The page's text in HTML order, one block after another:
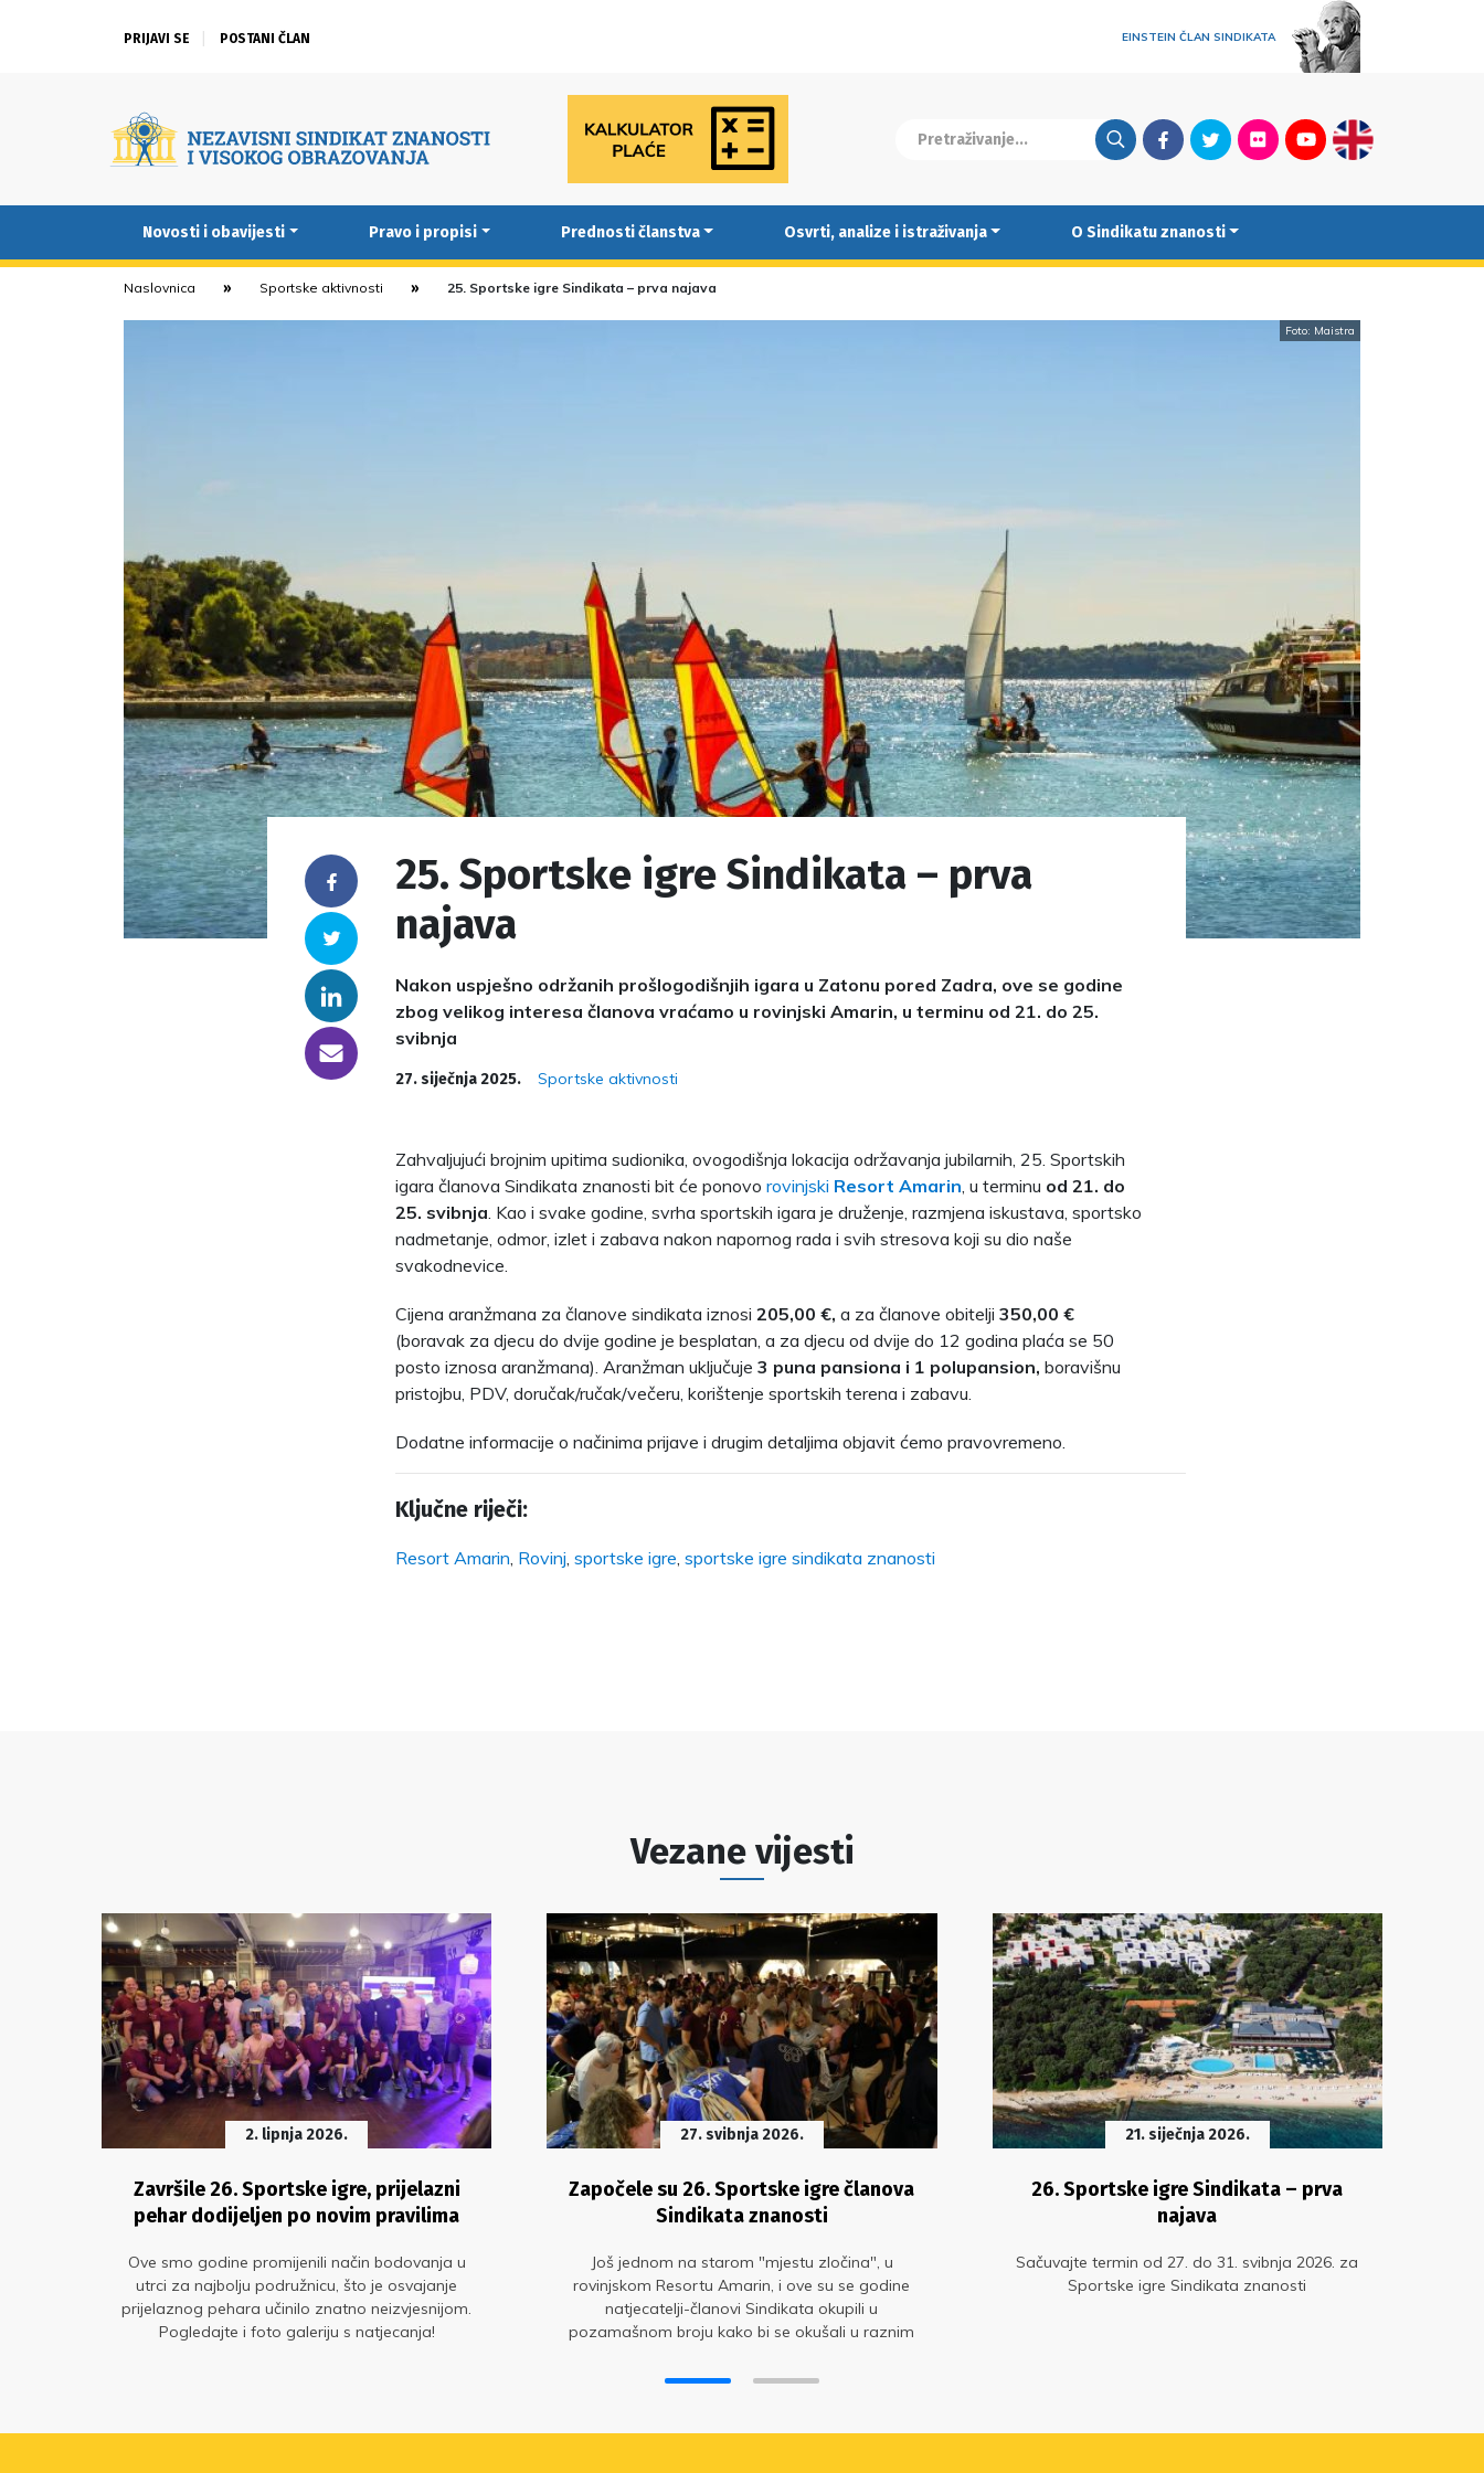
PRIJAVI SE POSTANI ČLAN EINSTEIN ČLAN SINDIKATA
FacebookTwitterFlickrYoutubeEnglish
Novosti i obavijesti Pravo i propisi Prednosti članstva Osvrti, analize i istraživanja O Sindikatu znanosti
Naslovnica Sportske aktivnosti 25. Sportske igre Sindikata – prva najava
Foto: Maistra
Facebook
Twitter
Linkedin
someone@yoursite.com
25. Sportske igre Sindikata – prva
najava
Nakon uspješno održanih prošlogodišnjih igara u Zatonu pored Zadra, ove se godine
zbog velikog interesa članova vraćamo u rovinjski Amarin, u terminu od 21. do 25.
svibnja
27. siječnja 2025. Sportske aktivnosti
Zahvaljujući brojnim upitima sudionika, ovogodišnja lokacija održavanja jubilarnih, 25. Sportskih
igara članova Sindikata znanosti bit će ponovo rovinjski Resort Amarin, u terminu od 21. do
25. svibnja. Kao i svake godine, svrha sportskih igara je druženje, razmjena iskustava, sportsko
nadmetanje, odmor, izlet i zabava nakon napornog rada i svih stresova koji su dio naše
svakodnevice.
Cijena aranžmana za članove sindikata iznosi 205,00 €, a za članove obitelji 350,00 €
(boravak za djecu do dvije godine je besplatan, a za djecu od dvije do 12 godina plaća se 50
posto iznosa aranžmana). Aranžman uključuje 3 puna pansiona i 1 polupansion, boravišnu
pristojbu, PDV, doručak/ručak/večeru, korištenje sportskih terena i zabavu.
Dodatne informacije o načinima prijave i drugim detaljima objavit ćemo pravovremeno.
Ključne riječi:
Resort Amarin, Rovinj, sportske igre, sportske igre sindikata znanosti
Vezane vijesti
2. lipnja 2026.
Završile 26. Sportske igre, prijelazni
pehar dodijeljen po novim pravilima
Ove smo godine promijenili način bodovanja u
utrci za najbolju podružnicu, što je osvajanje
prijelaznog pehara učinilo znatno neizvjesnijom.
Pogledajte i foto galeriju s natjecanja!
27. svibnja 2026.
Započele su 26. Sportske igre članova
Sindikata znanosti
Još jednom na starom "mjestu zločina", u
rovinjskom Resortu Amarin, i ove su se godine
natjecatelji-članovi Sindikata okupili u
pozamašnom broju kako bi se okušali u raznim
21. siječnja 2026.
26. Sportske igre Sindikata – prva
najava
Sačuvajte termin od 27. do 31. svibnja 2026. za
Sportske igre Sindikata znanosti